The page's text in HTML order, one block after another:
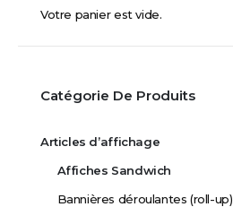
Votre panier est vide.
Catégorie De Produits
Articles d’affichage
Affiches Sandwich
Bannières déroulantes (roll-up)